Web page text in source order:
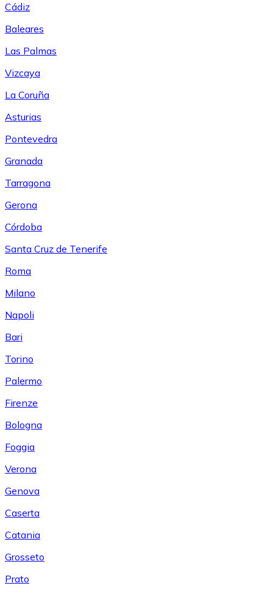
Cádiz
Baleares
Las Palmas
Vizcaya
La Coruña
Asturias
Pontevedra
Granada
Tarragona
Gerona
Córdoba
Santa Cruz de Tenerife
Roma
Milano
Napoli
Bari
Torino
Palermo
Firenze
Bologna
Foggia
Verona
Genova
Caserta
Catania
Grosseto
Prato